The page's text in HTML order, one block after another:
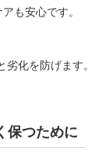
も安心です。
化を防げます。
保つために